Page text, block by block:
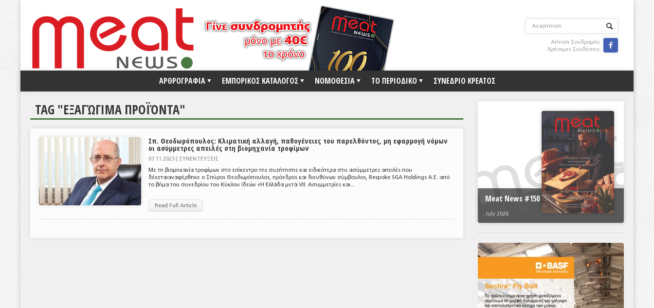
Αίτηση Συνδρομής
Χρήσιμες Συνδέσεις

ΑΡΘΡΟΓΡΑΦΙΑ ΕΜΠΟΡΙΚΟΣ ΚΑΤΑΛΟΓΟΣ ΝΟΜΟΘΕΣΙΑ ΤΟ ΠΕΡΙΟΔΙΚΟ ΣΥΝΕΔΡΙΟ ΚΡΕΑΤΟΣ
TAG "ΕΞΑΓΏΓΙΜΑ ΠΡΟΪΌΝΤΑ"
Σπ. Θεοδωρόπουλος: Κλιματική αλλαγή, παθογένειες του παρελθόντος, μη εφαρμογή νόμων
οι ασύμμετρες απειλές στη βιομηχανία τροφίμων
07.11.2023 | ΣΥΝΕΝΤΕΥΞΕΙΣ
Με τη βιομηχανία τροφίμων στο επίκεντρο της συζήτησης και ειδικότερα στις ασύμμετρες απειλές που
δέχεταιαναφέρθηκε ο Σπύρος Θεοδωρόπουλος, πρόεδρος και διευθύνων σύμβουλος, Bespoke SGA Holdings A.E. από
το βήμα του συνεδρίου του Κύκλου Ιδεών «Η Eλλάδα μετά VII: Ασυμμετρίες και...
Read Full Article
Meat News #150
July 2026